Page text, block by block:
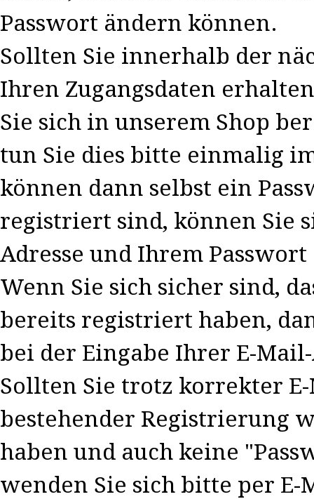
Passwort ändern können.
Sollten Sie innerhalb der
Ihren Zugangsdaten
Sie sich in unserem Shop
tun Sie dies bitte einmalig
können dann selbst ein
registriert sind, können Sie
Adresse und Ihrem
Wenn Sie sich sicher sind,
bereits registriert haben,
bei der Eingabe Ihrer E-
Sollten Sie trotz korrekter
bestehender Registrierung
haben und auch keine
wenden Sie sich bitte per